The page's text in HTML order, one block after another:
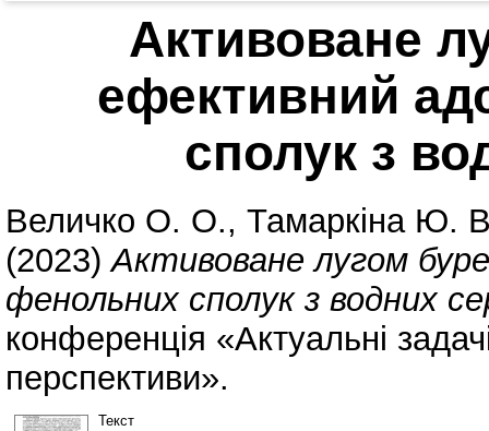
Активоване
ефективний
сполук з
Величко О. О., Тамаркіна Ю.
(2023)Активоване лугом
фенольних сполук з водних
конференція «Актуальні
перспективи».
Текст